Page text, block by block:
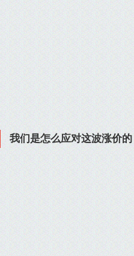
我们是怎么应对这波涨价